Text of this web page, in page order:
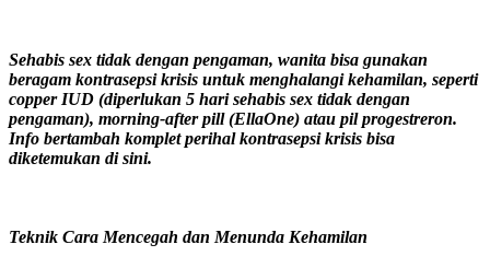
Sehabis sex tidak dengan pengaman, wanita bisa gunakan
beragam kontrasepsi krisis untuk menghalangi kehamilan, seperti
copper IUD (diperlukan 5 hari sehabis sex tidak dengan
pengaman), morning-after pill (EllaOne) atau pil progestreron.
Info bertambah komplet perihal kontrasepsi krisis bisa
diketemukan di sini.
Teknik Cara Mencegah dan Menunda Kehamilan